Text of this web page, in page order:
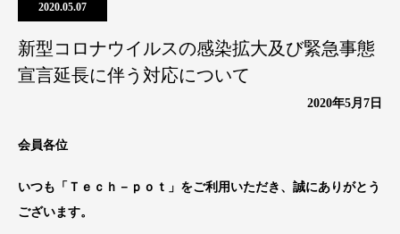
2020.05.07
新型コロナウイルスの感染拡大及び緊急事態
宣言延長に伴う対応について
2020年5月7 日
会員各位
いつも「Ｔｅｃｈ－ｐｏｔ」をご利用いただき、誠にありがとう
ございます。